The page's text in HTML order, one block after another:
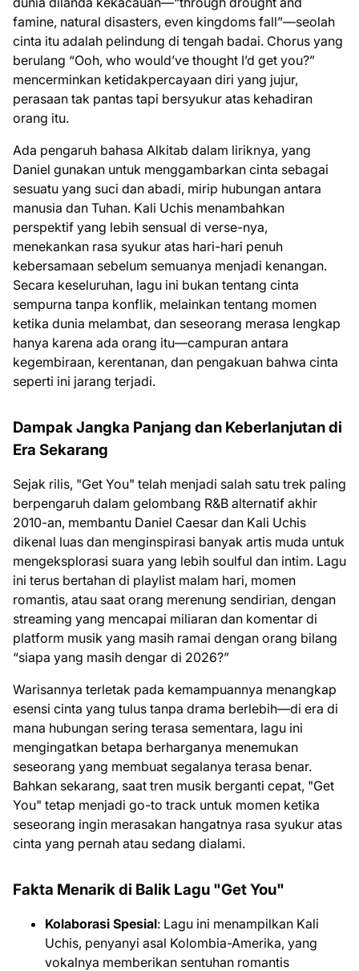
famine, natural disasters, even kingdoms fall”—seolah
cinta itu adalah pelindung di tengah badai. Chorus yang
berulang “Ooh, who would’ve thought I’d get you?”
mencerminkan ketidakpercayaan diri yang jujur,
perasaan tak pantas tapi bersyukur atas kehadiran
orang itu.
Ada pengaruh bahasa Alkitab dalam liriknya, yang
Daniel gunakan untuk menggambarkan cinta sebagai
sesuatu yang suci dan abadi, mirip hubungan antara
manusia dan Tuhan. Kali Uchis menambahkan
perspektif yang lebih sensual di verse-nya,
menekankan rasa syukur atas hari-hari penuh
kebersamaan sebelum semuanya menjadi kenangan.
Secara keseluruhan, lagu ini bukan tentang cinta
sempurna tanpa konflik, melainkan tentang momen
ketika dunia melambat, dan seseorang merasa lengkap
hanya karena ada orang itu—campuran antara
kegembiraan, kerentanan, dan pengakuan bahwa cinta
seperti ini jarang terjadi.
Dampak Jangka Panjang dan Keberlanjutan di
Era Sekarang
Sejak rilis, "Get You" telah menjadi salah satu trek paling
berpengaruh dalam gelombang R&B alternatif akhir
2010-an, membantu Daniel Caesar dan Kali Uchis
dikenal luas dan menginspirasi banyak artis muda untuk
mengeksplorasi suara yang lebih soulful dan intim. Lagu
ini terus bertahan di playlist malam hari, momen
romantis, atau saat orang merenung sendirian, dengan
streaming yang mencapai miliaran dan komentar di
platform musik yang masih ramai dengan orang bilang
“siapa yang masih dengar di 2026?”
Warisannya terletak pada kemampuannya menangkap
esensi cinta yang tulus tanpa drama berlebih—di era di
mana hubungan sering terasa sementara, lagu ini
mengingatkan betapa berharganya menemukan
seseorang yang membuat segalanya terasa benar.
Bahkan sekarang, saat tren musik berganti cepat, "Get
You" tetap menjadi go-to track untuk momen ketika
seseorang ingin merasakan hangatnya rasa syukur atas
cinta yang pernah atau sedang dialami.
Fakta Menarik di Balik Lagu "Get You"
Kolaborasi Spesial: Lagu ini menampilkan Kali
Uchis, penyanyi asal Kolombia-Amerika, yang
vokalnya memberikan sentuhan romantis